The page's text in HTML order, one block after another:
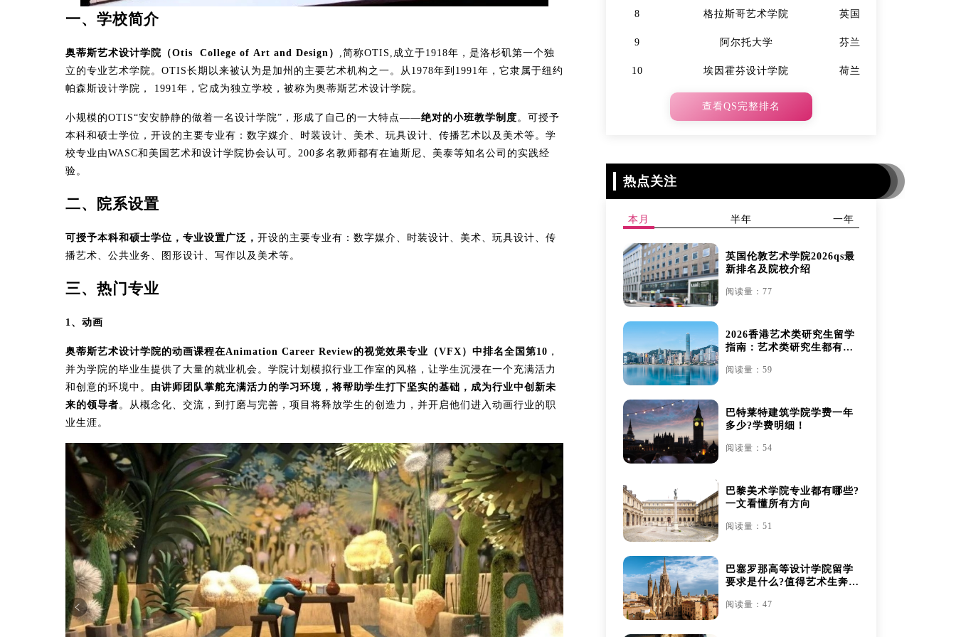
一、学校简介
奥蒂斯艺术设计学院（Otis College of Art and Design） ,简称OTIS,成立于1918年，是洛杉矶第一个独
立的专业艺术学院。OTIS长期以来被认为是加州的主要艺术机构之一。从1978年到1991年，它隶属于纽约
帕森斯设计学院， 1991年，它成为独立学校，被称为奥蒂斯艺术设计学院。
小规模的OTIS“安安静静的做着一名设计学院”，形成了自己的一大特点——绝对的小班教学制度。可授予
本科和硕士学位，开设的主要专业有：数字媒介、时装设计、美术、玩具设计、传播艺术以及美术等。学
校专业由WASC和美国艺术和设计学院协会认可。200多名教师都有在迪斯尼、美泰等知名公司的实践经
验。
二、院系设置
可授予本科和硕士学位，专业设置广泛， 开设的主要专业有：数字媒介、时装设计、美术、玩具设计、传
播艺术、公共业务、图形设计、写作以及美术等。
三、热门专业
1、动画
奥蒂斯艺术设计学院的动画课程在Animation Career Review的视觉效果专业（VFX）中排名全国第10 ，
并为学院的毕业生提供了大量的就业机会。学院计划模拟行业工作室的风格，让学生沉浸在一个充满活力
和创意的环境中。 由讲师团队掌舵充满活力的学习环境，将帮助学生打下坚实的基础，成为行业中创新未
来的领导者。从概念化、交流，到打磨与完善，项目将释放学生的创造力，并开启他们进入动画行业的职
业生涯。
8 格拉斯哥艺术学院 英国
9 阿尔托大学 芬兰
10 埃因霍芬设计学院 荷兰
查看QS完整排名
热点关注
本月 半年 一年
英国伦敦艺术学院2026qs最
新排名及院校介绍
阅读量：77
2026香港艺术类研究生留学
指南：艺术类研究生都有哪
阅读量：59
巴特莱特建筑学院学费一年
多少?学费明细！
阅读量：54
巴黎美术学院专业都有哪些?
一文看懂所有方向
阅读量：51
巴塞罗那高等设计学院留学
要求是什么?值得艺术生奔赴
阅读量：47